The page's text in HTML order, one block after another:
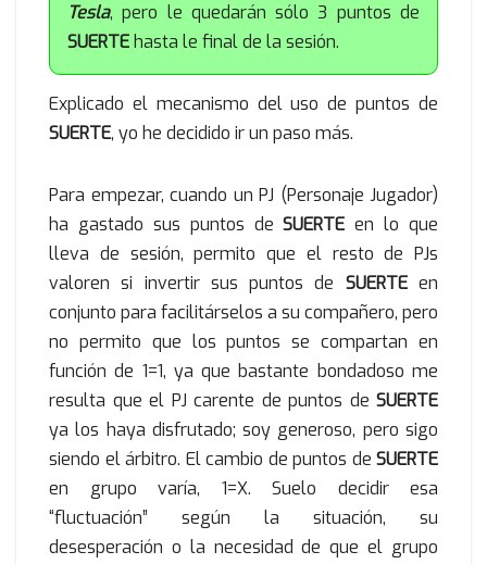
Tesla, pero le quedarán sólo 3 puntos de
SUERTE hasta le final de la sesión.
Explicado el mecanismo del uso de puntos de
SUERTE, yo he decidido ir un paso más.
Para empezar, cuando un PJ (Personaje Jugador)
ha gastado sus puntos deSUERTE en lo que
lleva de sesión, permito que el resto de PJs
valoren si invertir sus puntos de SUERTEen
conjunto para facilitárselos a su compañero, pero
no permito que los puntos se compartan en
función de 1=1, ya que bastante bondadoso me
resulta que el PJ carente de puntos de SUERTE
ya los haya disfrutado; soy generoso, pero sigo
siendo el árbitro. El cambio de puntos de SUERTE
en grupo varía, 1=X. Suelo decidir esa
“fluctuación” según la situación, su
desesperación o la necesidad de que el grupo